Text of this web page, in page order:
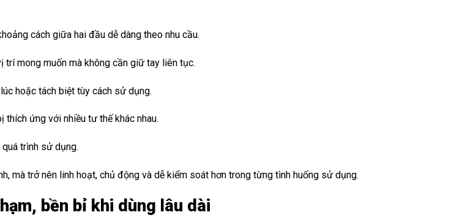
cách giữa hai đầu dễ dàng theo nhu cầu.
mong muốn mà không cần giữ tay liên tục.
hoặc tách biệt tùy cách sử dụng.
ứng với nhiều tư thế khác nhau.
trình sử dụng.
mà trở nên linh hoạt, chủ động và dễ kiểm soát hơn trong từng tình huống sử dụng.
bền bỉ khi dùng lâu dài